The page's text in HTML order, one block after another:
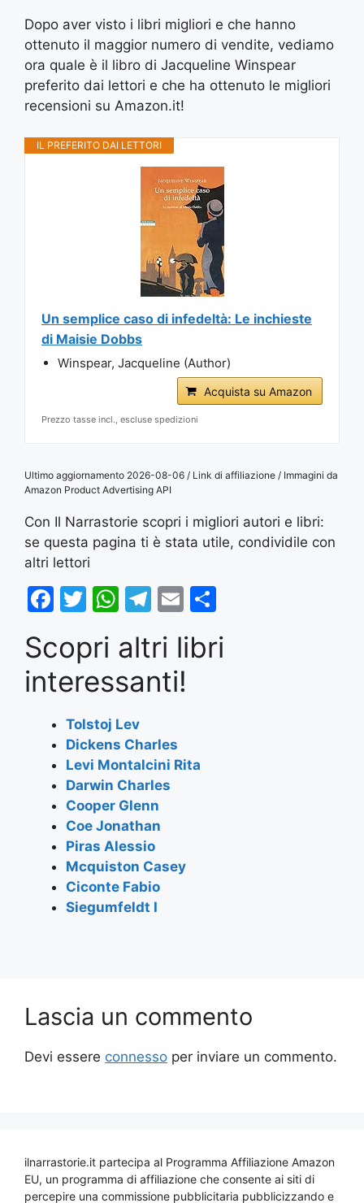
Dopo aver visto i libri migliori e che hanno
ottenuto il maggior numero di vendite, vediamo
ora quale è il libro di Jacqueline Winspear
preferito dai lettori e che ha ottenuto le migliori
recensioni su Amazon.it!
IL PREFERITO DAI LETTORI
Un semplice caso di infedeltà: Le inchieste
di Maisie Dobbs
Winspear, Jacqueline (Author)
Acquista su Amazon
Prezzo tasse incl., escluse spedizioni
Ultimo aggiornamento 2026-08-06 / Link di affiliazione / Immagini da
Amazon Product Advertising API
Con Il Narrastorie scopri i migliori autori e libri:
se questa pagina ti è stata utile, condividile con
altri lettori
F
c
e
b
o
o
k
T
itt
er
W
at
s
A
p
p
T
e
gr
a
E
ai
l
ar
Scopri altri libri
interessanti!
Tolstoj Lev
Dickens Charles
Levi Montalcini Rita
Darwin Charles
Cooper Glenn
Coe Jonathan
Piras Alessio
Mcquiston Casey
Ciconte Fabio
Siegumfeldt I
Lascia un commento
Devi essere connesso per inviare un commento.
ilnarrastorie.it partecipa al Programma Affiliazione Amazon
EU, un programma di affiliazione che consente ai siti di
percepire una commissione pubblicitaria pubblicizzando e